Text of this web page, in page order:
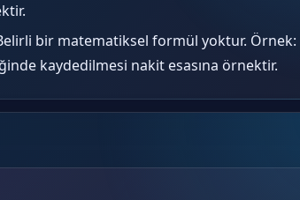
bir matematiksel formül yoktur. Örnek:
kaydedilmesi nakit esasına örnektir.